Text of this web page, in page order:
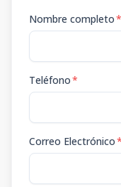
Nombre completo*
Teléfono*
Correo Electrónico*